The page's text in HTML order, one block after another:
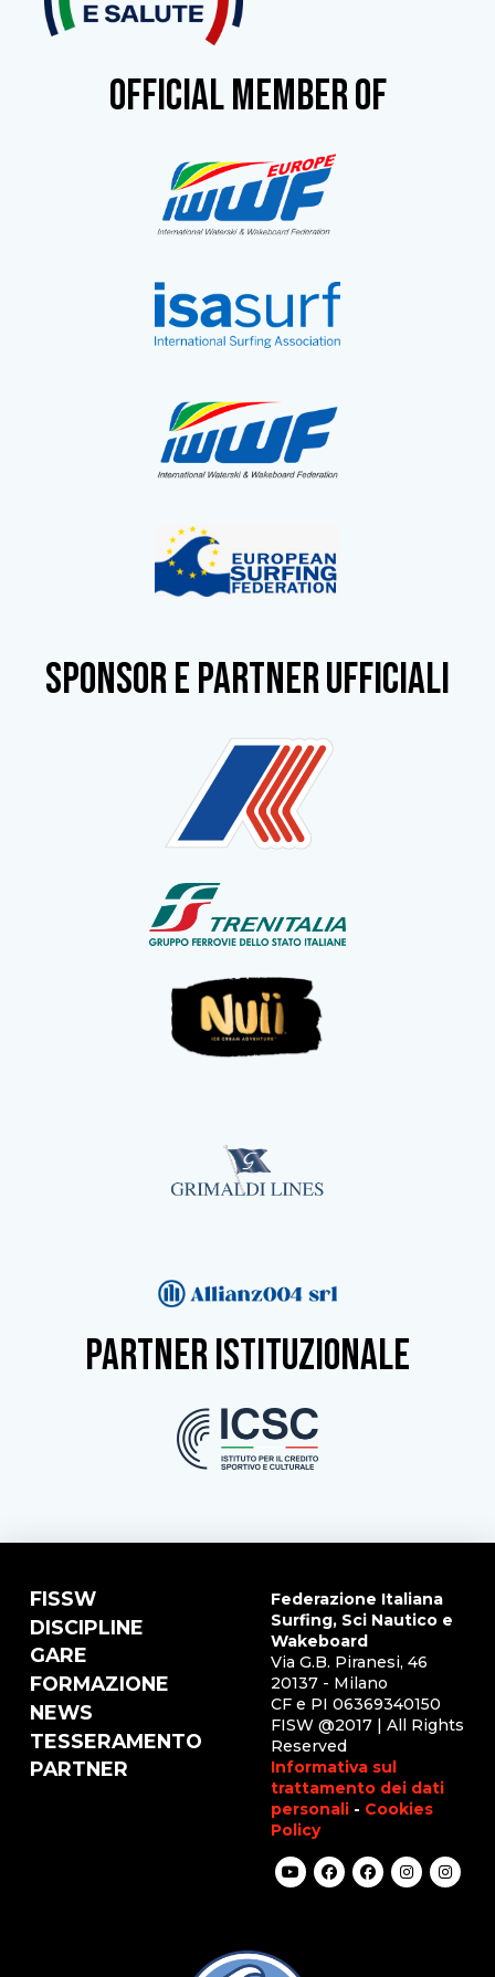
OFFICIAL MEMBER OF
SPONSOR e partner ufficiali
partner istituzionale
FISSW
DISCIPLINE
GARE
FORMAZIONE
NEWS
TESSERAMENTO
PARTNER
Federazione Italiana
Surfing, Sci Nautico e
Wakeboard
Via G.B. Piranesi, 46
20137 - Milano
CF e PI 06369340150
FISW @2017 | All Rights
Reserved
Informativa sul
trattamento dei dati
personali - Cookies
Policy